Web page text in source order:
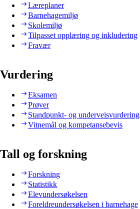
Læreplaner
Barnehagemiljø
Skolemiljø
Tilpasset opplæring og inkludering
Fravær
Vurdering
Eksamen
Prøver
Standpunkt- og underveisvurdering
Vitnemål og kompetansebevis
Tall og forskning
Forskning
Statistikk
Elevundersøkelsen
Foreldreundersøkelsen i barnehage